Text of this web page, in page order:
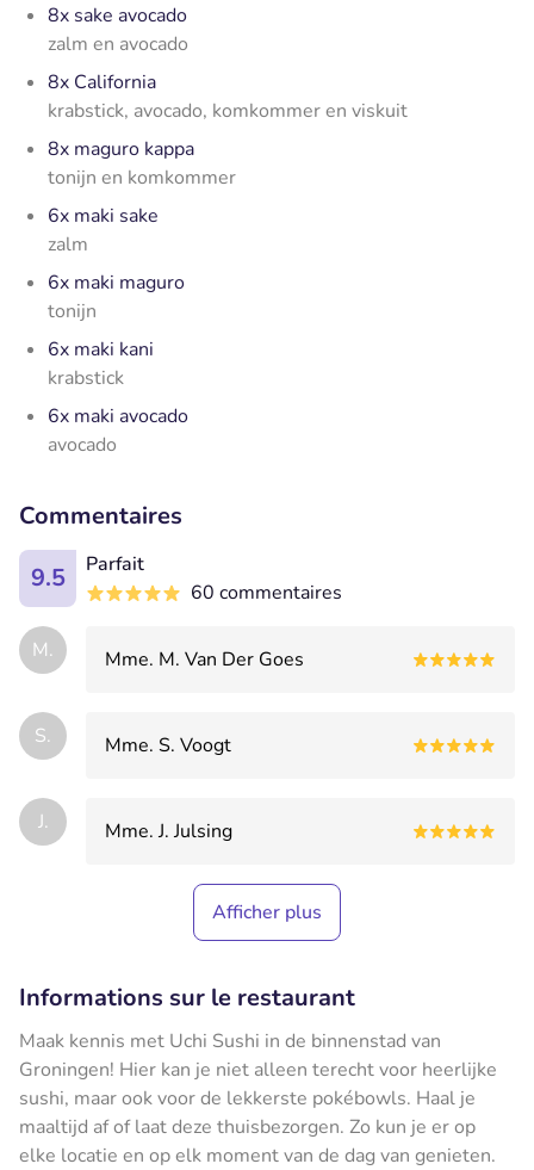
8x sake avocado
zalm en avocado
8x California
krabstick, avocado, komkommer en viskuit
8x maguro kappa
tonijn en komkommer
6x maki sake
zalm
6x maki maguro
tonijn
6x maki kani
krabstick
6x maki avocado
avocado
Commentaires
9.5
Parfait
60 commentaires
M. Mme. M. Van Der Goes
S. Mme. S. Voogt
J. Mme. J. Julsing
Afficher plus
Informations sur le restaurant
Maak kennis met Uchi Sushi in de binnenstad van
Groningen! Hier kan je niet alleen terecht voor heerlijke
sushi, maar ook voor de lekkerste pokébowls. Haal je
maaltijd af of laat deze thuisbezorgen. Zo kun je er op
elke locatie en op elk moment van de dag van genieten.